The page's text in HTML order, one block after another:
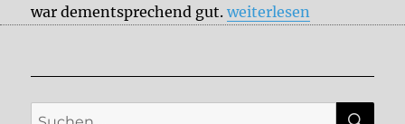
war dementsprechend gut.„Superbooth 2022- Ein
weiterlesen
Suche